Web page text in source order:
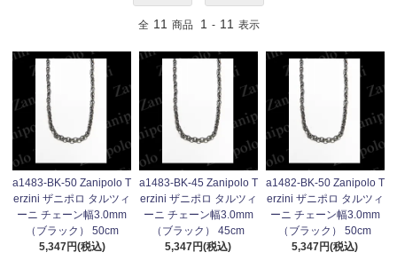
全 11 商品 1 - 11 表示
a1483-BK-50 Zanipolo T
erzini ザニポロ タルツィ
ーニ チェーン幅3.0mm
（ブラック） 50cm
5,347円(税込)
a1483-BK-45 Zanipolo T
erzini ザニポロ タルツィ
ーニ チェーン幅3.0mm
（ブラック） 45cm
5,347円(税込)
a1482-BK-50 Zanipolo T
erzini ザニポロ タルツィ
ーニ チェーン幅3.0mm
（ブラック） 50cm
5,347円(税込)